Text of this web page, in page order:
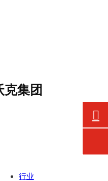
克集团
行业